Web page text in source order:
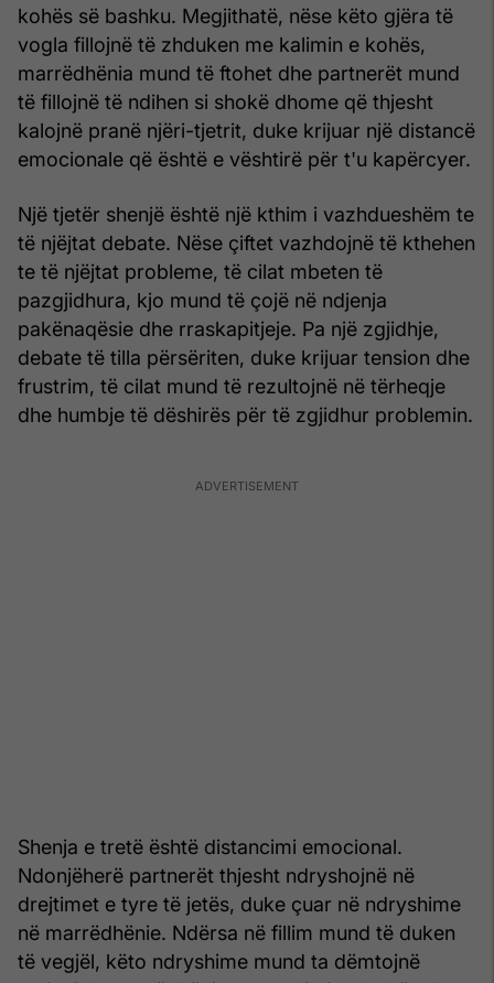
kohës së bashku. Megjithatë, nëse këto gjëra të
vogla fillojnë të zhduken me kalimin e kohës,
marrëdhënia mund të ftohet dhe partnerët mund
të fillojnë të ndihen si shokë dhome që thjesht
kalojnë pranë njëri-tjetrit, duke krijuar një distancë
emocionale që është e vështirë për t'u kapërcyer.
Një tjetër shenjë është një kthim i vazhdueshëm te
të njëjtat debate. Nëse çiftet vazhdojnë të kthehen
te të njëjtat probleme, të cilat mbeten të
pazgjidhura, kjo mund të çojë në ndjenja
pakënaqësie dhe rraskapitjeje. Pa një zgjidhje,
debate të tilla përsëriten, duke krijuar tension dhe
frustrim, të cilat mund të rezultojnë në tërheqje
dhe humbje të dëshirës për të zgjidhur problemin.
Shenja e tretë është distancimi emocional.
Ndonjëherë partnerët thjesht ndryshojnë në
drejtimet e tyre të jetës, duke çuar në ndryshime
në marrëdhënie. Ndërsa në fillim mund të duken
të vegjël, këto ndryshime mund ta dëmtojnë